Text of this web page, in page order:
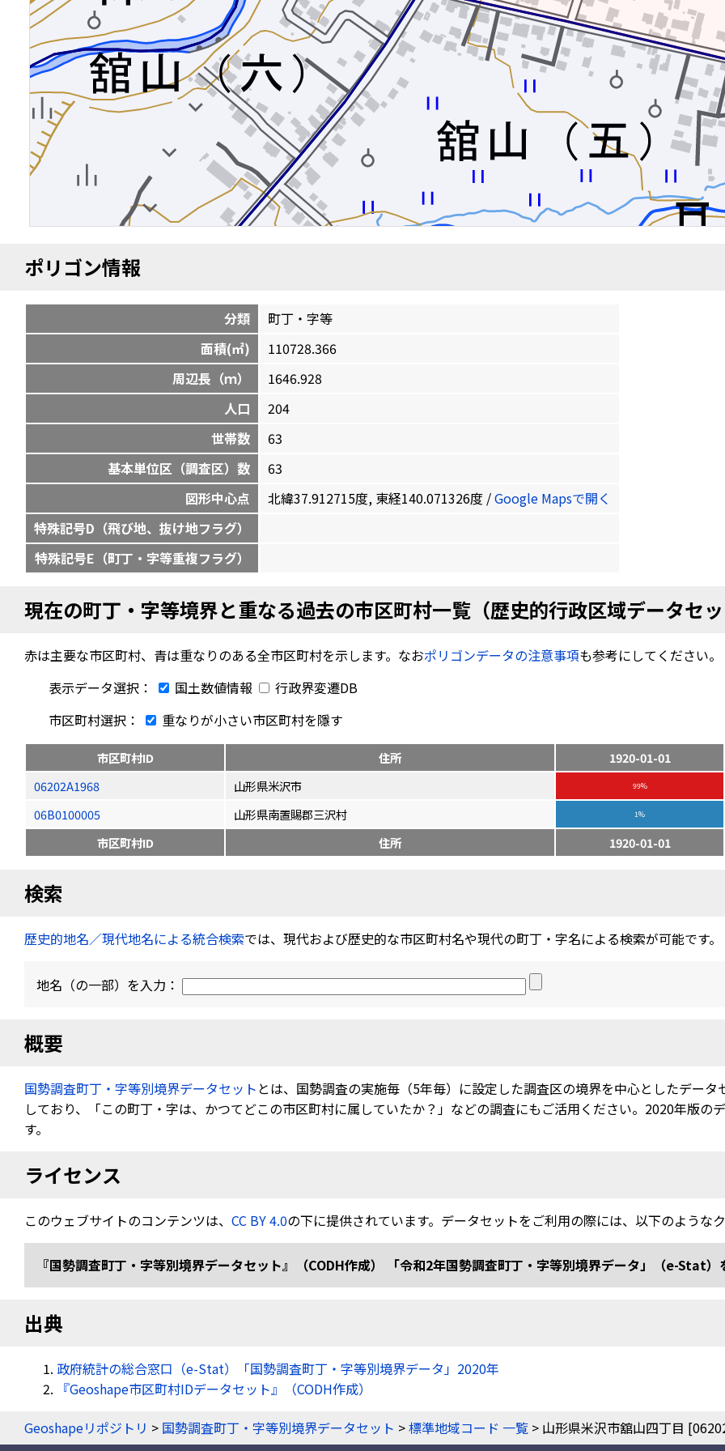
ポリゴン情報
分類
町丁・字等
面積(㎡)
110728.366
周辺長（ｍ）
1646.928
人口
204
世帯数
63
基本単位区（調査区）数
63
図形中心点
北緯37.912715度, 東経140.071326度 /Google Mapsで開く
特殊記号D（飛び地、抜け地フラグ）
特殊記号E（町丁・字等重複フラグ）
現在の町丁・字等境界と重なる過去の市区町村一覧（歴史的行政区域データセ
赤は主要な市区町村、青は重なりのある全市区町村を示します。なおポリゴンデータの注意事項も参考にしてください。
表示データ選択：
国土数値情報
行政界変遷DB
市区町村選択：
重なりが小さい市区町村を隱す
市区町村ID 住所
1920-01-01
06202A1968
山形県米沢市 99%
06B0100005 山形県南置賜郡三沢村 1%
市区町村ID 住所 1920-01-01
検索
歴史的地名／現代地名による統合検索では、現代および歴史的な市区町村名や現代の町丁・字名による検索が可能です。
地名（の一部）を入力：
概要
国勢調査町丁・字等別境界データセット とは、国勢調査の実施毎（5年毎）に設定した調査区の境界を中心としたデータ
しており、「この町丁・字は、かつてどこの市区町村に属していたか？」などの調査にもご活用ください。2020年版
す。
ライセンス
このウェブサイトのコンテンツは、 CC BY 4.0の下に提供されています。データセットをご利用の際には、以下のような
『国勢調査町丁・字等別境界データセット』（CODH作成） 「令和2年国勢調査町丁・字等別境界データ」（e-Stat
出典
政府統計の総合窓口（e-Stat）「国勢調査町丁・字等別境界データ」2020年
『Geoshape市区町村IDデータセット』（CODH作成）
Geoshapeリポジトリ > 国勢調査町丁・字等別境界データセット >標準地域コード 一覧 > 山形県米沢市舘山四丁目